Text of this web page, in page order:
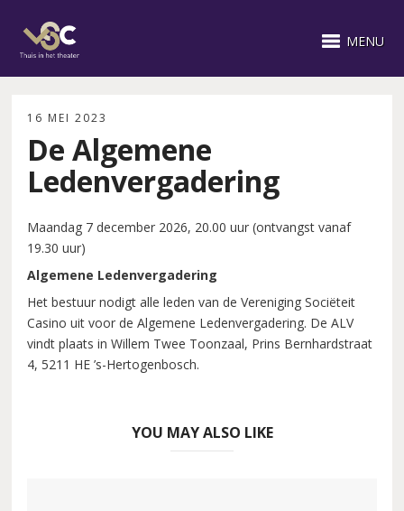
MENU
16 MEI 2023
De Algemene
Ledenvergadering
Maandag 7 december 2026, 20.00 uur (ontvangst vanaf
19.30 uur)
Algemene Ledenvergadering
Het bestuur nodigt alle leden van de Vereniging Sociëteit
Casino uit voor de Algemene Ledenvergadering. De ALV
vindt plaats in Willem Twee Toonzaal, Prins Bernhardstraat
4, 5211 HE ’s-Hertogenbosch.
YOU MAY ALSO LIKE